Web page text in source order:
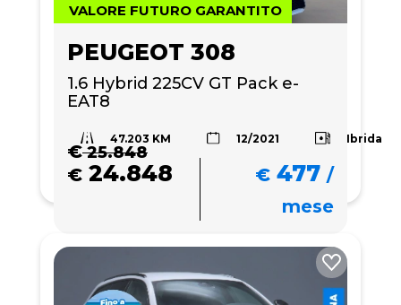
VALORE FUTURO GARANTITO
PEUGEOT 308
1.6 Hybrid 225CV GT Pack e-
EAT8
47.203 KM 12/2021 Ibrida
€25.848
€ 24.848 € 477 /
mese